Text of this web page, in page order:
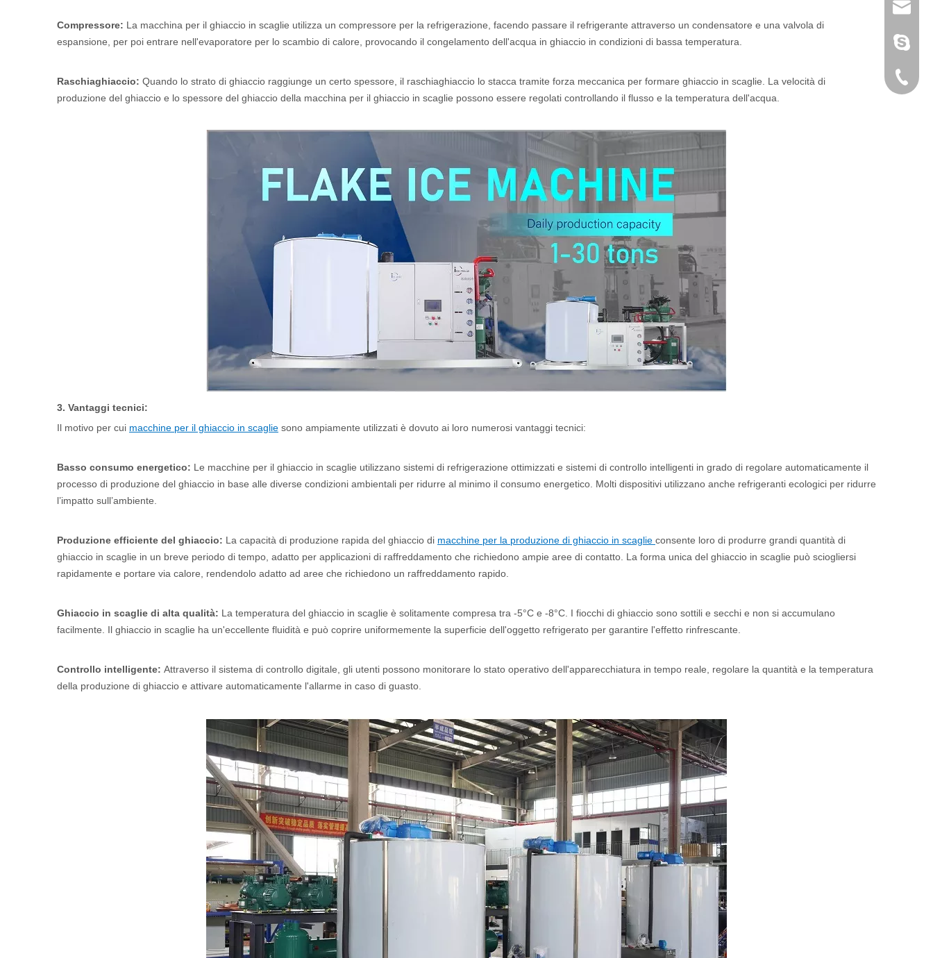
Compressore: La macchina per il ghiaccio in scaglie utilizza un compressore per la refrigerazione, facendo passare il refrigerante attraverso un condensatore e una valvola di
espansione, per poi entrare nell'evaporatore per lo scambio di calore, provocando il congelamento dell'acqua in ghiaccio in condizioni di bassa temperatura.
Raschiaghiaccio: Quando lo strato di ghiaccio raggiunge un certo spessore, il raschiaghiaccio lo stacca tramite forza meccanica per formare ghiaccio in scaglie. La velocità di
produzione del ghiaccio e lo spessore del ghiaccio della macchina per il ghiaccio in scaglie possono essere regolati controllando il flusso e la temperatura dell'acqua.
3. Vantaggi tecnici:
Il motivo per cui macchine per il ghiaccio in scaglie sono ampiamente utilizzati è dovuto ai loro numerosi vantaggi tecnici:
Basso consumo energetico: Le macchine per il ghiaccio in scaglie utilizzano sistemi di refrigerazione ottimizzati e sistemi di controllo intelligenti in grado di regolare automaticamente il
processo di produzione del ghiaccio in base alle diverse condizioni ambientali per ridurre al minimo il consumo energetico. Molti dispositivi utilizzano anche refrigeranti ecologici per ridurre
l’impatto sull’ambiente.
Produzione efficiente del ghiaccio: La capacità di produzione rapida del ghiaccio di macchine per la produzione di ghiaccio in scaglie consente loro di produrre grandi quantità di
ghiaccio in scaglie in un breve periodo di tempo, adatto per applicazioni di raffreddamento che richiedono ampie aree di contatto. La forma unica del ghiaccio in scaglie può sciogliersi
rapidamente e portare via calore, rendendolo adatto ad aree che richiedono un raffreddamento rapido.
Ghiaccio in scaglie di alta qualità: La temperatura del ghiaccio in scaglie è solitamente compresa tra -5°C e -8°C. I fiocchi di ghiaccio sono sottili e secchi e non si accumulano
facilmente. Il ghiaccio in scaglie ha un'eccellente fluidità e può coprire uniformemente la superficie dell'oggetto refrigerato per garantire l'effetto rinfrescante.
Controllo intelligente: Attraverso il sistema di controllo digitale, gli utenti possono monitorare lo stato operativo dell'apparecchiatura in tempo reale, regolare la quantità e la temperatura
della produzione di ghiaccio e attivare automaticamente l'allarme in caso di guasto.
+86